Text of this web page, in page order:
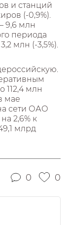
и станций
(-0,9%).
9,6 млн
периода
млн (-3,5%).
112,4 млн
мае
сети ОАО
2,6% к
млрд
0 0